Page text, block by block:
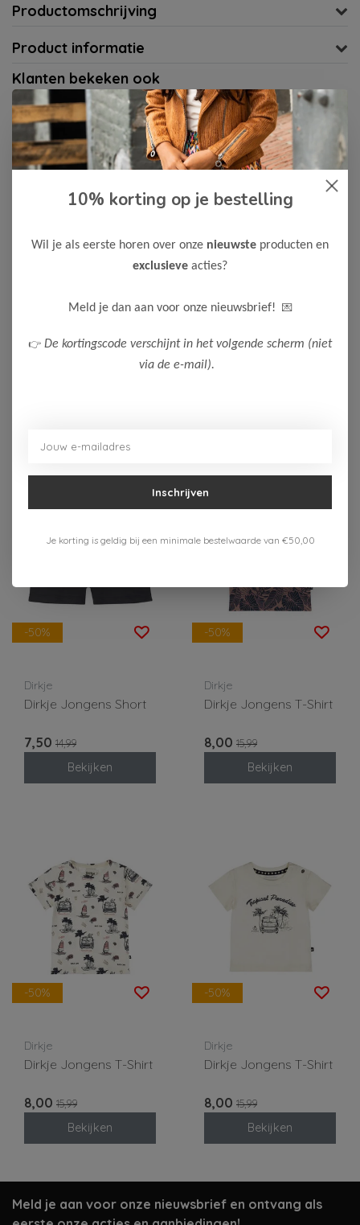
Productomschrijving
Product informatie
Klanten bekeken ook
Dirkje Jongens T-Shirt
-50%
Dirkje Jongens Short
-50%
Dirkje
Dirkje Jongens Short
7,50 14,99
Bekijken
-50%
Dirkje
Dirkje Jongens T-Shirt
8,00 15,99
Bekijken
-50%
Dirkje
Dirkje Jongens T-Shirt
8,00 15,99
Bekijken
-50%
Dirkje
Dirkje Jongens T-Shirt
8,00 15,99
Bekijken
Meld je aan voor onze nieuwsbrief en ontvang als
10% korting op je bestelling
Wil je als eerste horen over onze nieuwste producten en
exclusieve acties?
Meld je dan aan voor onze nieuwsbrief! 💌
👉 De kortingscode verschijnt in het volgende scherm (niet
via de e-mail).
Inschrijven
Je korting is geldig bij een minimale bestelwaarde van €50,00